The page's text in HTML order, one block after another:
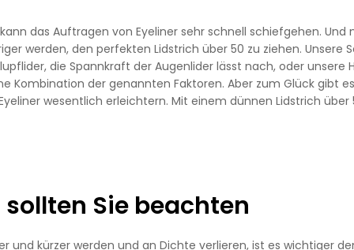
das Auftragen von Eyeliner sehr schnell schiefgehen. Und
werden, den perfekten Lidstrich über 50 zu ziehen. Unsere
die Spannkraft der Augenlider lässt nach, oder unsere
Kombination der genannten Faktoren. Aber zum Glück gibt
wesentlich erleichtern. Mit einem dünnen Lidstrich über
Sie beachten
und kürzer werden und an Dichte verlieren, ist es wichtiger